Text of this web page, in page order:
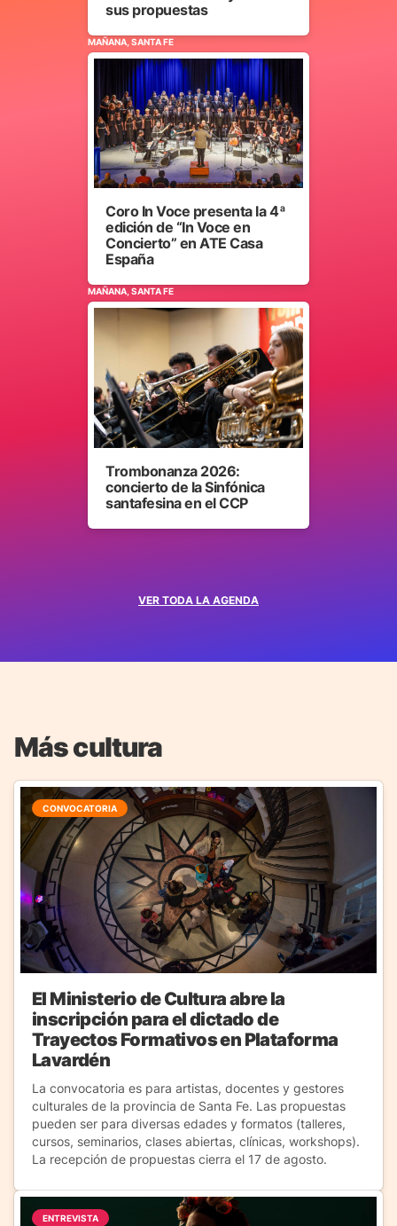
VER TODA LA AGENDA
sus propuestas
MAÑANA, SANTA FE
Coro In Voce presenta la 4ª
edición de “In Voce en
Concierto” en ATE Casa
España
MAÑANA, SANTA FE
Trombonanza 2026:
concierto de la Sinfónica
santafesina en el CCP
Más cultura
CONVOCATORIA
El Ministerio de Cultura abre la
inscripción para el dictado de
Trayectos Formativos en Plataforma
Lavardén
La convocatoria es para artistas, docentes y gestores
culturales de la provincia de Santa Fe. Las propuestas
pueden ser para diversas edades y formatos (talleres,
cursos, seminarios, clases abiertas, clínicas, workshops).
La recepción de propuestas cierra el 17 de agosto.
ENTREVISTA